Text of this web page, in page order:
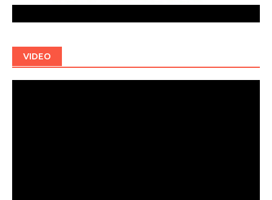
VIDEO